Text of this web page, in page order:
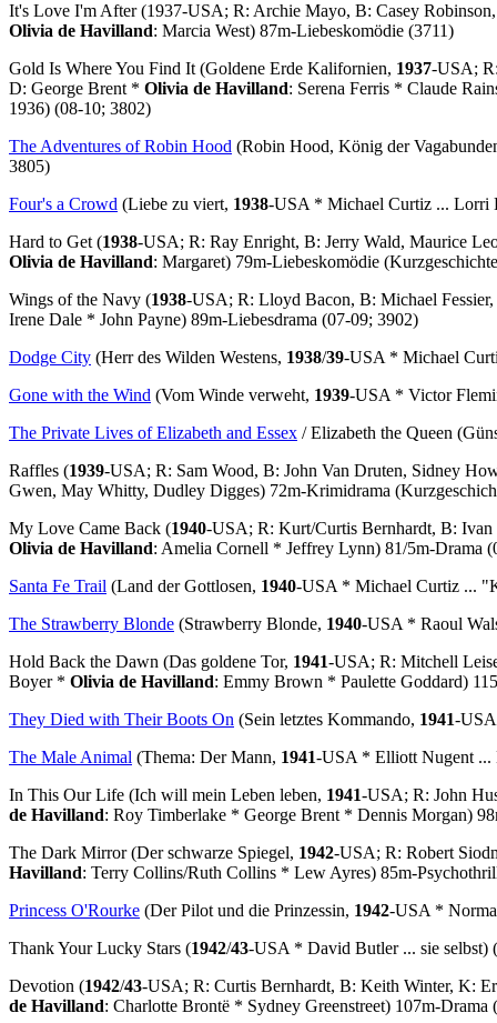
It's Love I'm After(1937-USA; R: Archie Mayo, B: Casey
Olivia de Havilland: Marcia West) 87m-Liebeskomödie (3711)
Gold Is Where You Find It (Goldene Erde Kalifornien, 1937-USA;
D: George Brent * Olivia de Havilland: Serena Ferris * Claude
1936) (08-10; 3802)
The Adventures of Robin Hood (Robin Hood, König der
3805)
Four's a Crowd (Liebe zu viert, 1938-USA * Michael Curtiz ... Lorri
Hard to Get (1938-USA; R: Ray Enright, B: Jerry Wald, Maurice
Olivia de Havilland: Margaret) 79m-Liebeskomödie
Wings of the Navy (1938-USA; R: Lloyd Bacon, B: Michael
Irene Dale * John Payne) 89m-Liebesdrama (07-09; 3902)
Dodge City (Herr des Wilden Westens, 1938/39-USA * Michael
Gone with the Wind (Vom Winde verweht, 1939-USA * Victor
The Private Lives of Elizabeth and Essex /Elizabeth the Queen
Raffles (1939-USA; R: Sam Wood, B: John Van Druten, Sidney
Gwen, May Whitty, Dudley Digges) 72m-Krimidrama
My Love Came Back (1940-USA; R: Kurt/Curtis Bernhardt, B:
Olivia de Havilland: Amelia Cornell * Jeffrey Lynn) 81/5m-Drama
Santa Fe Trail (Land der Gottlosen, 1940-USA * Michael Curtiz ...
The Strawberry Blonde (Strawberry Blonde, 1940-USA * Raoul
Hold Back the Dawn (Das goldene Tor, 1941-USA; R: Mitchell
Boyer * Olivia de Havilland: Emmy Brown * Paulette Goddard)
They Died with Their Boots On (Sein letztes Kommando, 1941-
The Male Animal (Thema: Der Mann, 1941-USA * Elliott Nugent ...
In This Our Life (Ich will mein Leben leben, 1941-USA; R: John
de Havilland: Roy Timberlake * George Brent * Dennis Morgan)
The Dark Mirror(Der schwarze Spiegel, 1942-USA; R: Robert
Havilland: Terry Collins/Ruth Collins * Lew Ayres) 85m-
Princess O'Rourke (Der Pilot und die Prinzessin, 1942-USA *
Thank Your Lucky Stars (1942/43-USA * David Butler ... sie selbst)
Devotion (1942/43-USA; R: Curtis Bernhardt, B: Keith Winter, K:
de Havilland: Charlotte Brontë * Sydney Greenstreet) 107m-Drama